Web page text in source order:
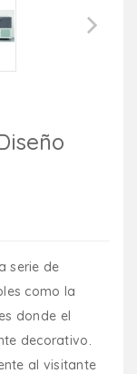
serie de
como la
donde el
decorativo.
al visitante